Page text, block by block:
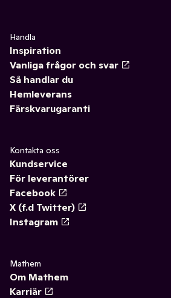
Handla
Inspiration
Vanliga frågor och svar
Så handlar du
Hemleverans
Färskvarugaranti
Kontakta oss
Kundservice
För leverantörer
Facebook
X (f.d Twitter)
Instagram
Mathem
Om Mathem
Karriär